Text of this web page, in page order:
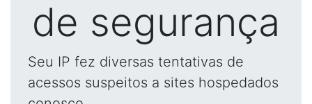
de segurança
Seu IP fez diversas tentativas de
acessos suspeitos a sites hospedados